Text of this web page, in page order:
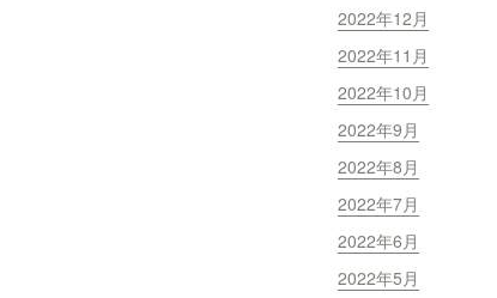
2022年12月
2022年11月
2022年10月
2022年9月
2022年8月
2022年7月
2022年6月
2022年5月